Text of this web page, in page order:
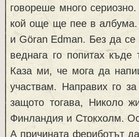
говореше много
кой още ще пее в
и Göran Edman. Без да се
веднага го попитах
Каза ми, че мога да
участвам. Направих го
защото тогава, Николо
Финландия и Стокхолм.
А причината фериботът